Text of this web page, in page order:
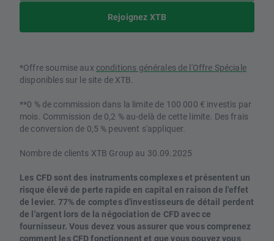
Rejoignez XTB
*Offre soumise aux conditions générales de l'Offre Spéciale
disponibles sur le site de XTB.
**0 % de commission dans la limite de 100 000 € investis par
mois. Commission de 0,2 % au-delà de cette limite. Des frais
de conversion de 0,5 % peuvent s'appliquer.
Nombre de clients XTB Group au 30.09.2025
Les CFD sont des instruments complexes et présentent un
risque élevé de perte rapide en capital en raison de l'effet
de levier. 77% de comptes d'investisseurs de détail perdent
de l'argent lors de la négociation de CFD avec ce
fournisseur. Vous devez vous assurer que vous comprenez
comment les CFD fonctionnent et que vous pouvez vous